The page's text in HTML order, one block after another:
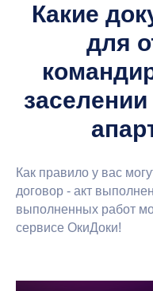
Какие
для
Как правило у вас
договор - акт
выполненных работ
сервисе ОкиДоки!